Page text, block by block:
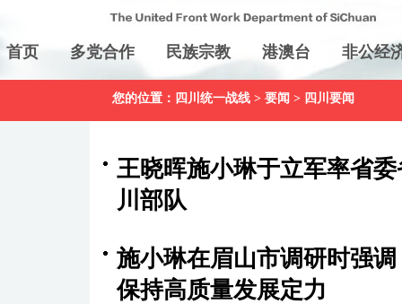
首页 多党合作 民族宗教 港澳台 非公经
您的位置： 四川统一战线 > 要闻 > 四川要闻
王晓晖施小琳于立军率省
川部队
施小琳在眉山市调研时强
保持高质量发展定力